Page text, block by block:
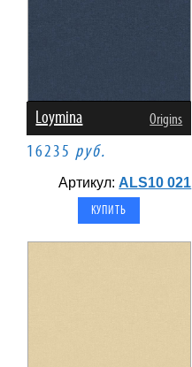
Loymina Origins
16235 руб.
Артикул: ALS10 021